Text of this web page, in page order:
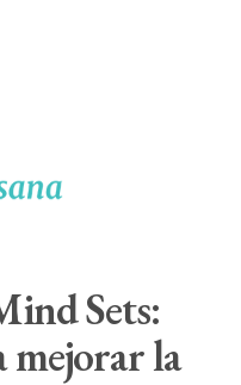
Sets:
mejorar la